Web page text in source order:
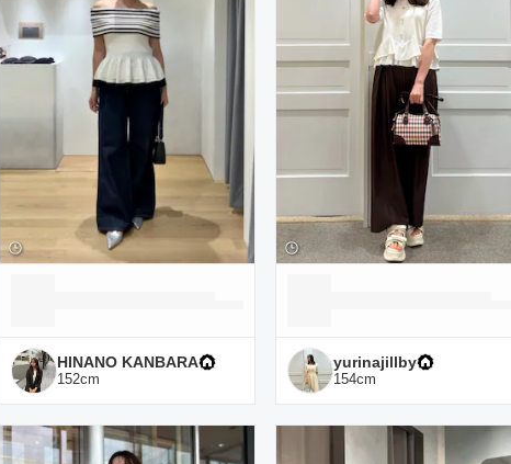
HINANO KANBARA
152cm
yurinajillby
154cm